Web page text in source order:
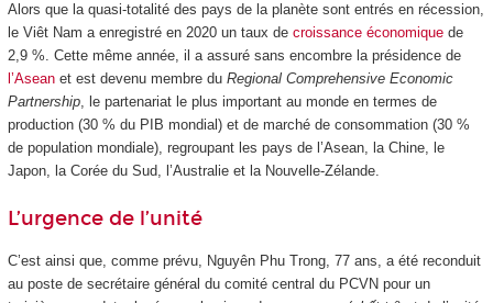
Alors que la quasi-totalité des pays de la planète sont entrés en récession,
le Viêt Nam a enregistré en 2020 un taux de croissance économiquede
2,9 %. Cette même année, il a assuré sans encombre la présidence de
l’Aseanet est devenu membre du Regional Comprehensive Economic
Partnership, le partenariat le plus important au monde en termes de
production (30 % du PIB mondial) et de marché de consommation (30 %
de population mondiale), regroupant les pays de l’Asean, la Chine, le
Japon, la Corée du Sud, l’Australie et la Nouvelle-Zélande.
L’urgence de l’unité
C’est ainsi que, comme prévu, Nguyên Phu Trong, 77 ans, a été reconduit
au poste de secrétaire général du comité central du PCVN pour un